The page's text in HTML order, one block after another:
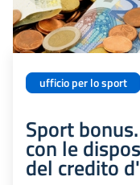
ufficio per lo sport
Sport
con le
del credito